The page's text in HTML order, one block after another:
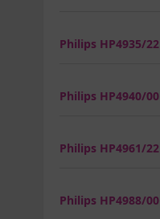
Philips HP4935/22
Philips HP4940/00
Philips HP4961/22
Philips HP4988/00